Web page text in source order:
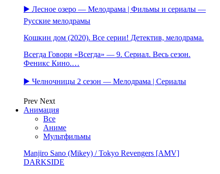
▶️ Лесное озеро — Мелодрама | Фильмы и сериалы —
Русские мелодрамы
Кошкин дом (2020). Все серии! Детектив, мелодрама.
Всегда Говори «Всегда» — 9. Сериал. Весь сезон.
Феникс Кино.…
▶️ Челночницы 2 сезон — Мелодрама | Сериалы
Prev Next
Анимация
Все
Аниме
Мультфильмы
Manjiro Sano (Mikey) / Tokyo Revengers [AMV]
DARKSIDE